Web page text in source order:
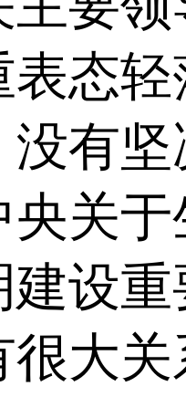
表态轻
没有坚
央关于
建设重
大关